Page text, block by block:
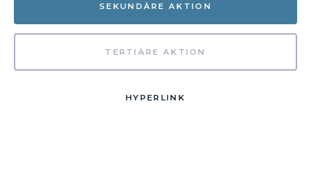
SEKUNDÄRE AKTION
TERTIÄRE AKTION
HYPERLINK